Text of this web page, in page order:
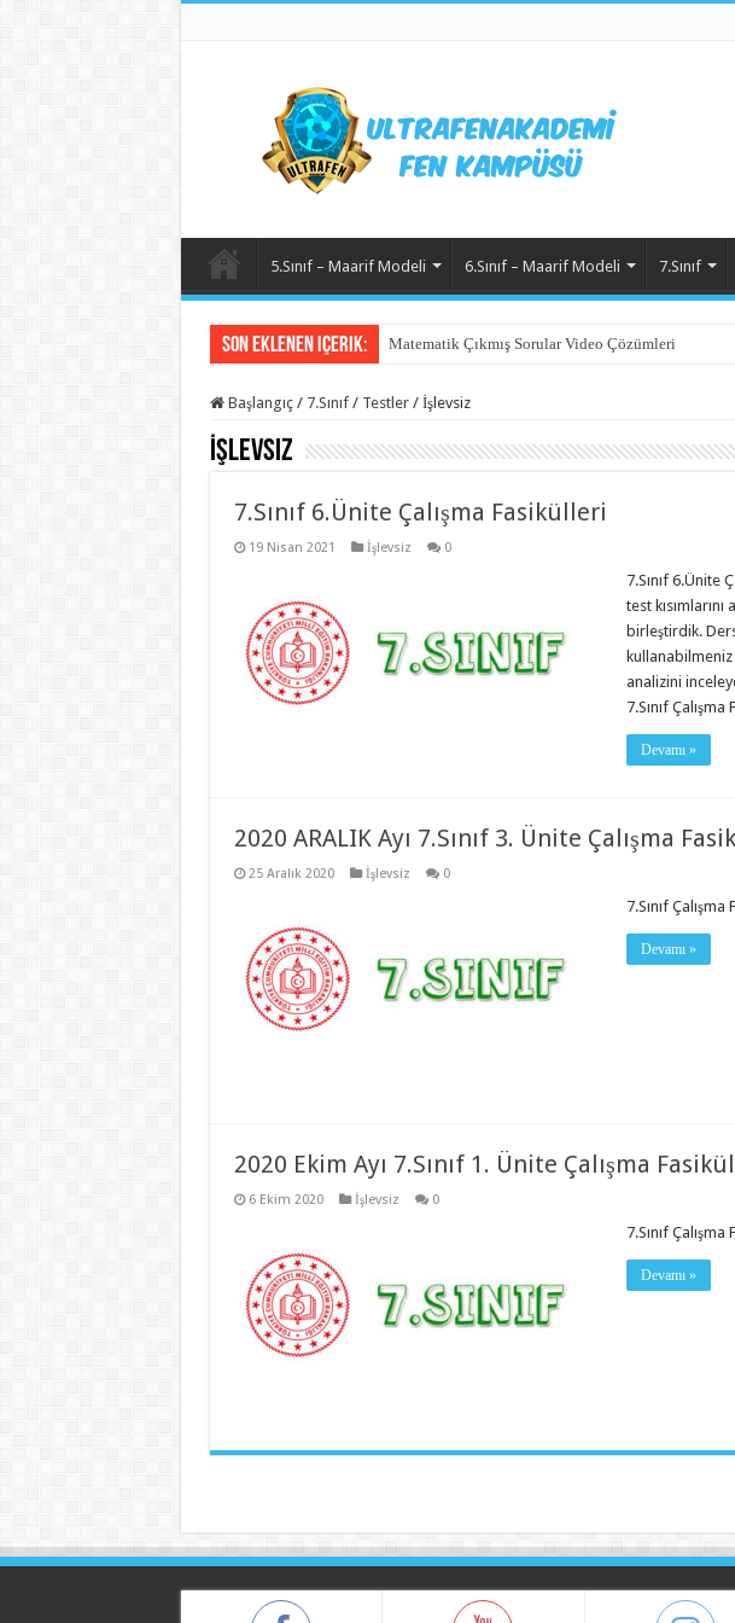
5.Sınıf – Maarif Modeli 6.Sınıf – Maarif Modeli 7.Sınıf
Son Eklenen içerik: Matematik Çıkmış Sorular Video Çözümleri
Başlangıç / 7.Sınıf / Testler / İşlevsiz
İşlevsiz
7.Sınıf 6.Ünite Çalışma Fasikülleri
19 Nisan 2021 İşlevsiz 0
7.Sınıf 6.Ünite
test
birleştirdik.
analizini
7.Sınıf Çalışma
Devamı »
2020 ARALIK Ayı 7.Sınıf 3. Ünite Çalışma
25 Aralık 2020 İşlevsiz 0
7.Sınıf Çalışma
Devamı »
2020 Ekim Ayı 7.Sınıf 1. Ünite Çalışma
6 Ekim 2020 İşlevsiz 0
7.Sınıf Çalışma
Devamı »